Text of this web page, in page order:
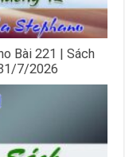
Bài 221 | Sách
7/2026